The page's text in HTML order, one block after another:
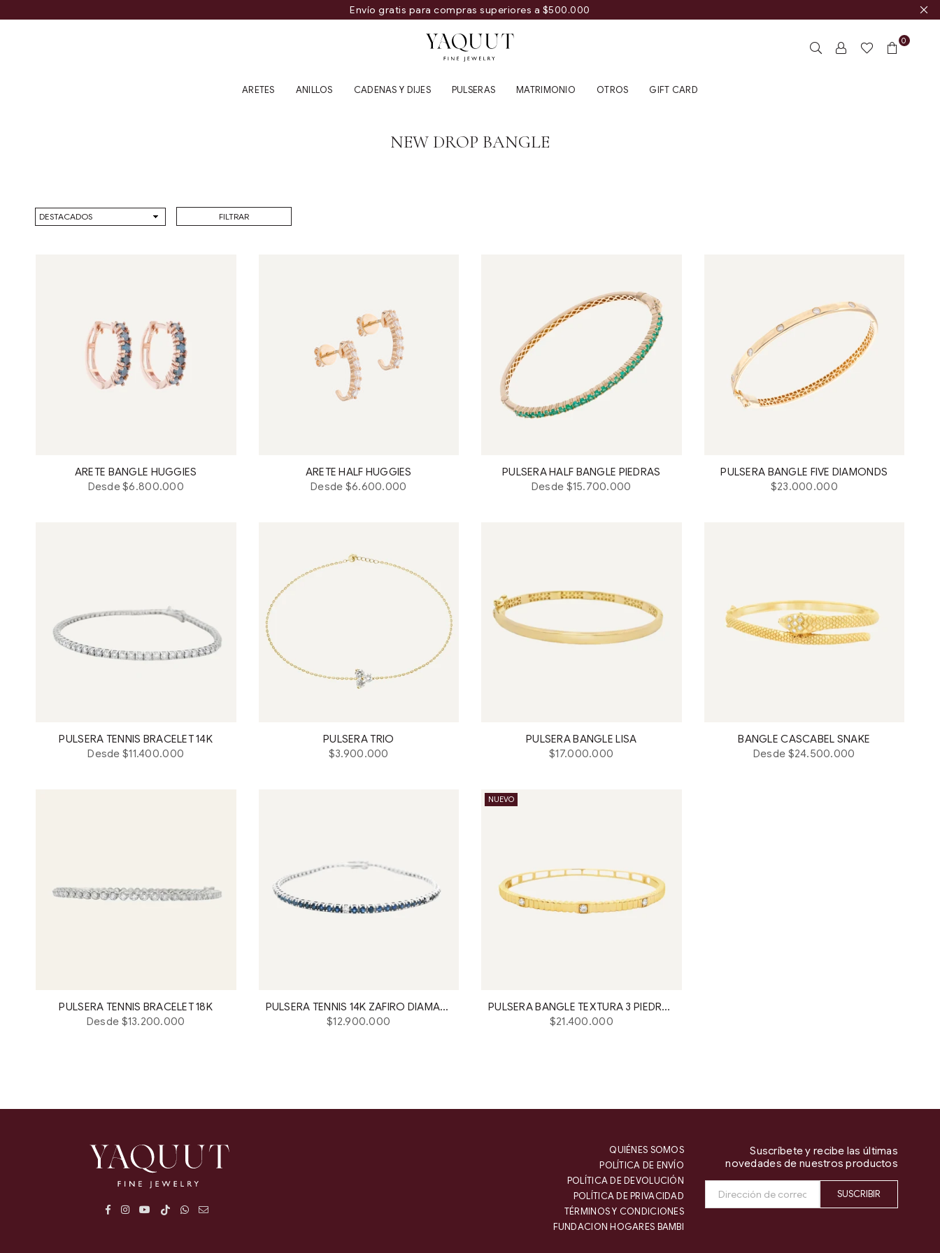
Envío gratis para compras superiores a $500.000
YAQUUT
0
ARETES ANILLOS CADENAS Y DIJES PULSERAS MATRIMONIO OTROS GIFT CARD
NEW DROP BANGLE
Ordenar FILTRAR
ARETE BANGLE HUGGIES
Desde $6.800.000
ARETE HALF HUGGIES
Desde $6.600.000
PULSERA HALF BANGLE PIEDRAS
Desde $15.700.000
PULSERA BANGLE FIVE DIAMONDS
Precio
$23.000.000
PULSERA TENNIS BRACELET 14K
Desde $11.400.000
PULSERA TRIO
Precio
$3.900.000
PULSERA BANGLE LISA
Precio
$17.000.000
BANGLE CASCABEL SNAKE
Desde $24.500.000
PULSERA TENNIS BRACELET 18K
Desde $13.200.000
PULSERA TENNIS 14K ZAFIRO DIAMANTE
Precio
$12.900.000
NUEVO
PULSERA BANGLE TEXTURA 3 PIEDRAS
Precio
$21.400.000
Facebook
InstagramYouTubeTikTokWhatsapp
E-
QUIÉNES SOMOS
POLÍTICA DE ENVÍO
POLÍTICA DE DEVOLUCIÓN
POLÍTICA DE PRIVACIDAD
TÉRMINOS Y CONDICIONES
FUNDACION HOGARES BAMBI
Suscríbete y recibe las últimas
novedades de nuestros productos
SUSCRIBIR